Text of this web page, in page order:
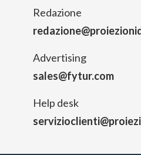
Redazione
Advertising
sales@fytur.com
Help desk